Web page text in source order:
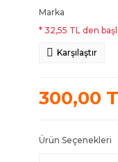
Marka
* 32,55 TL den
Karşılaştır
300,00
Ürün Seçenekleri